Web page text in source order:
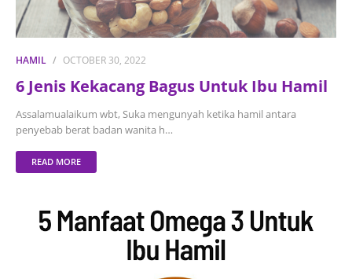
HAMIL OCTOBER 30, 2022
6 Jenis Kekacang Bagus Untuk Ibu Hamil
Assalamualaikum wbt, Suka mengunyah ketika hamil antara
penyebab berat badan wanita h…
READ MORE